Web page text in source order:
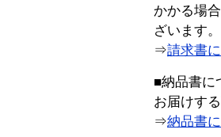
かかる場
ざいます。
⇒請求書
■納品書に
お届けす
⇒納品書